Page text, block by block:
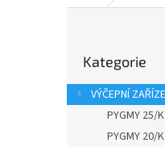
r
a
kategorie
Kategorie
VÝČEPNÍ
PYGMY 25/
PYGMY 20/